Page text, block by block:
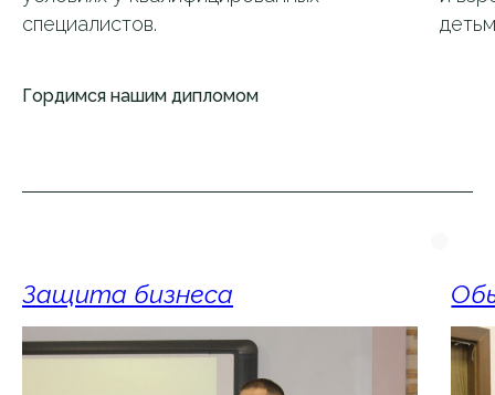
специалистов.
Гордимся нашим дипломом
Защита бизнеса